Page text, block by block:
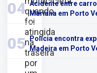
quando
foi
atingida
na
traseira
por
04 Acidente entre
Mariana em Porto
05
Polícia encontra
Madeira em Porto